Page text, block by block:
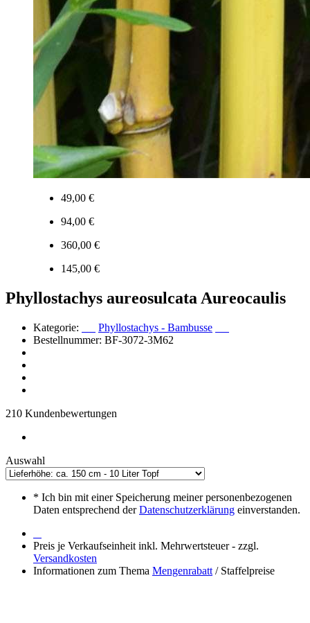
49,00 €
94,00 €
360,00 €
145,00 €
Phyllostachys aureosulcata Aureocaulis
Kategorie:
Phyllostachys - Bambusse
Bestellnummer: BF-3072-3M62
210 Kundenbewertungen
Auswahl
* Ich bin mit einer Speicherung meiner personenbezogenen
Daten entsprechend derDatenschutzerklärung einverstanden.
Preis je Verkaufseinheit inkl. Mehrwertsteuer - zzgl.
Versandkosten
Informationen zum Thema Mengenrabatt / Staffelpreise